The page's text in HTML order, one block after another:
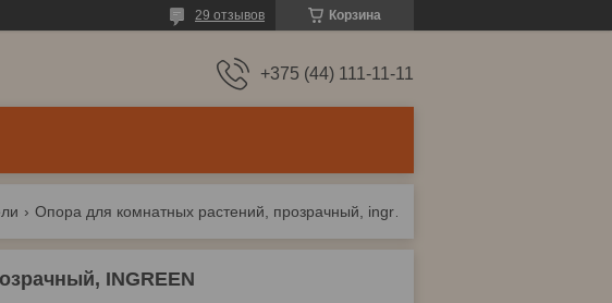
Корзина
29 отзывов
+375 (44) 111-11-11
Опора для комнатных растений, прозрачный, ingreen
INGREEN